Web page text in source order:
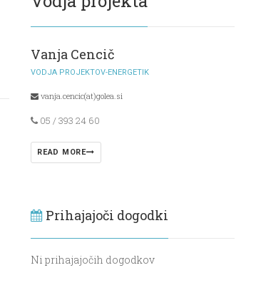
Vanja Cencič
VODJA PROJEKTOV-ENERGETIK
vanja.cencic(at)golea.si
05 / 393 24 60
READ MORE
Prihajajoči dogodki
Ni prihajajočih dogodkov